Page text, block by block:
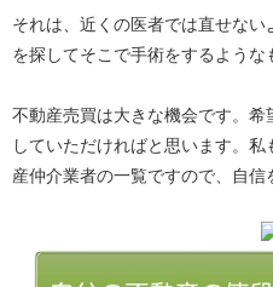
それは、近くの医者では直せな
を探してそこで手術をするような
不動産売買は大きな機会です。
していただければと思います。
産仲介業者の一覧ですので、自信